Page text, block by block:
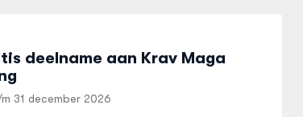
deelname aan Krav Maga
31 december 2026